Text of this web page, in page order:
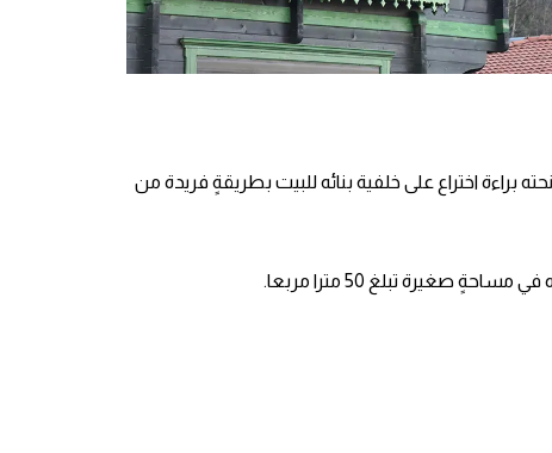
في ذات الوقت، يستطيع تحمّل ما يتراوح بين 45 إلى 70 طنا”، وأن “السلطات منحته براءة اختراع على خلفية بنائه للبيت بطريقةٍ فريدة من